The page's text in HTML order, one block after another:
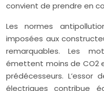
convient de prendre en
Les normes
imposées aux
remarquables. Les
émettent moins de CO2
prédécesseurs.
électriques contribue